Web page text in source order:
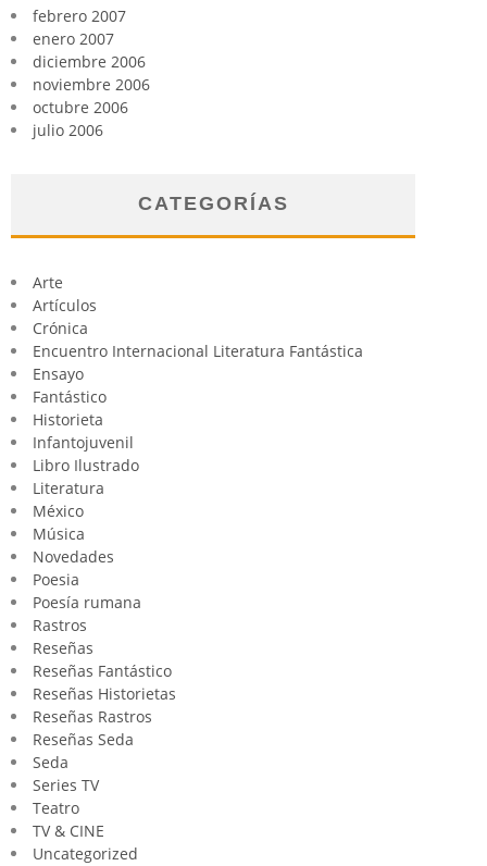
febrero 2007
enero 2007
diciembre 2006
noviembre 2006
octubre 2006
julio 2006
CATEGORÍAS
Arte
Artículos
Crónica
Encuentro Internacional Literatura Fantástica
Ensayo
Fantástico
Historieta
Infantojuvenil
Libro Ilustrado
Literatura
México
Música
Novedades
Poesia
Poesía rumana
Rastros
Reseñas
Reseñas Fantástico
Reseñas Historietas
Reseñas Rastros
Reseñas Seda
Seda
Series TV
Teatro
TV & CINE
Uncategorized